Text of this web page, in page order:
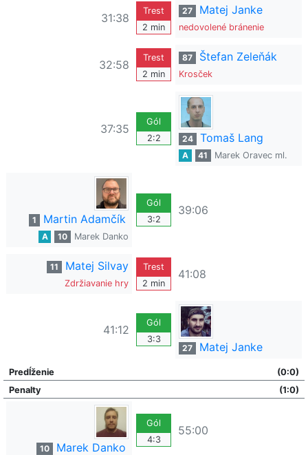
31:38
Trest
2 min
27 Matej Janke
nedovolené bránenie
32:58
Trest
2 min
87 Štefan Zeleňák
Krosček
37:35
Gól
2:2
24 Tomaš Lang
A 41 Marek Oravec ml.
1 Martin Adamčík
A 10 Marek Danko
Gól
3:2
39:06
11 Matej Silvay
Zdržiavanie hry
Trest
2 min
41:08
41:12
Gól
3:3
27
Matej Janke
Predĺženie
(0:0)
Penalty
(1:0)
10 Marek Danko
Gól
4:3
55:00